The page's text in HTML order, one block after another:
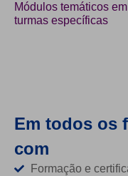
Módulos temáticos
turmas específicas
Em todos os
com
Formação e